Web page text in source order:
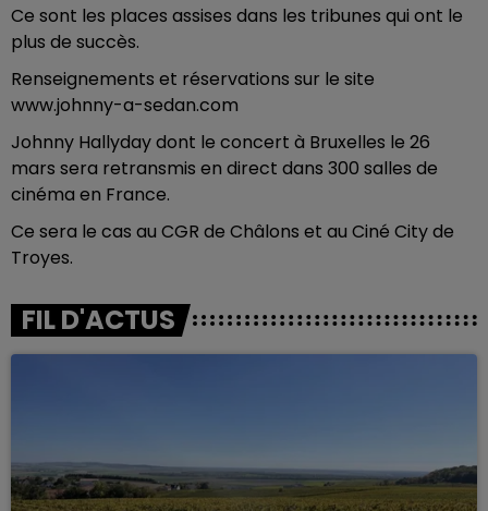
Ce sont les places assises dans les tribunes qui ont le
plus de succès.
Renseignements et réservations sur le site
www.johnny-a-sedan.com
Johnny Hallyday dont le concert à Bruxelles le 26
mars sera retransmis en direct dans 300 salles de
cinéma en France.
Ce sera le cas au CGR de Châlons et au Ciné City de
Troyes.
FIL D'ACTUS